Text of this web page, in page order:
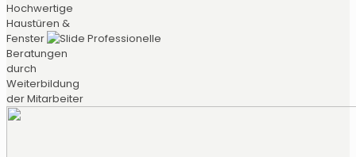
Hochwertige
Haustüren &
Fenster
Professionelle
Beratungen
durch
Weiterbildung
der Mitarbeiter